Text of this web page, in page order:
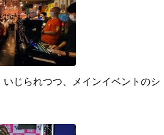
じられつつ、メインイベントのシ